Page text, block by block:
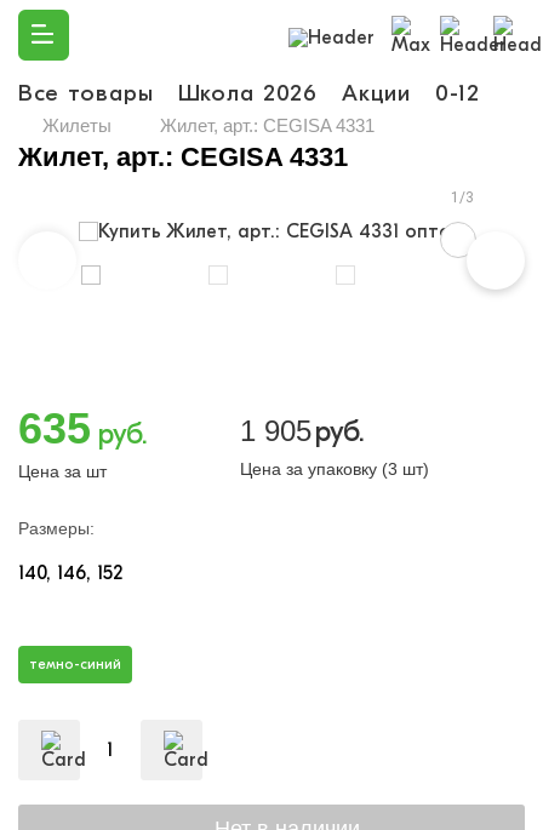
Все товары Школа 2026 Акции 0-12
Жилеты Жилет, арт.: CEGISA 4331
Жилет, арт.: CEGISA 4331
1/3
635 руб.
Цена за шт
1 905руб.
Цена за упаковку (3 шт)
Размеры:
140 146 152
темно-синий